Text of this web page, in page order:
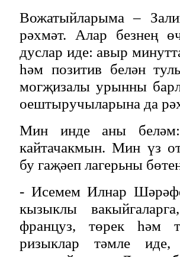
Вожатыйларыма –
рәхмәт. Алар безнең
дуслар иде: авыр
һәм позитив белән
могҗизалы урынны
оештыручыларына да
Мин инде аны
кайтачакмын. Мин үз
бу гаҗәеп лагерьны
- Исемем Илнар
кызыклы
француз, төрек һәм
ризыклар тәмле